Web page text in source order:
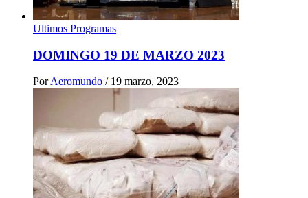
Ultimos Programas
DOMINGO 19 DE MARZO 2023
Por Aeromundo / 19 marzo, 2023